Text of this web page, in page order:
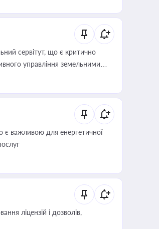
сервітут, що є критично
управління земельними
є важливою для енергетичної
ліцензій і дозволів,